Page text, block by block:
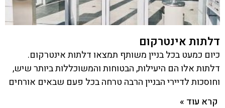
דלתות אינטרקום
כיום כמעט בכל בניין משותף תמצאו דלתות אינטרקום.
דלתות אלו הם היעילות, הבטוחות והמשוכללות ביותר שיש,
וחוסכות לדיירי הבניין הרבה טרחה בכל פעם שבאים אורחים
קרא עוד »